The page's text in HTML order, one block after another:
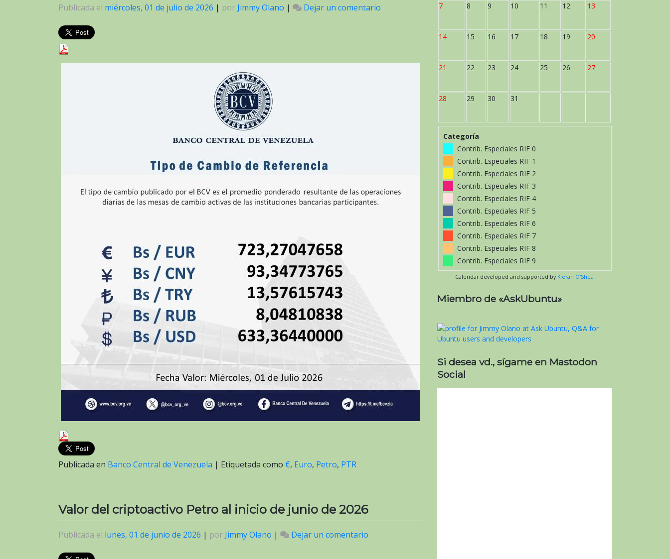
Publicada el miércoles, 01 de julio de 2026 | por Jimmy Olano | Dejar un comentario
Publicada en Banco Central de Venezuela | Etiquetada como €, Euro, Petro, PTR
Valor del criptoactivo Petro al inicio de junio de 2026
Publicada el lunes, 01 de junio de 2026 | por Jimmy Olano | Dejar un comentario
7 8 9 10 11 12 13
14 15 16 17 18 19 20
21 22 23 24 25 26 27
28 29 30 31
Categoría
Contrib. Especiales RIF 0
Contrib. Especiales RIF 1
Contrib. Especiales RIF 2
Contrib. Especiales RIF 3
Contrib. Especiales RIF 4
Contrib. Especiales RIF 5
Contrib. Especiales RIF 6
Contrib. Especiales RIF 7
Contrib. Especiales RIF 8
Contrib. Especiales RIF 9
Calendar developed and supported by Kieran O'Shea
Miembro de «AskUbuntu»
Si desea vd., sígame en Mastodon
Social